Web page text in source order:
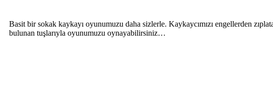
Basit bir sokak kaykayı oyunumuzu daha sizlerle. Kaykaycımızı engellerden
bulunan tuşlarıyla oyunumuzu oynayabilirsiniz…